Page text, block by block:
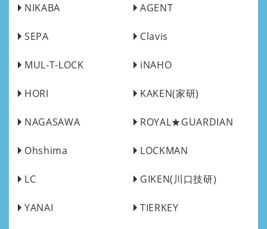
NIKABA AGENT
SEPA Clavis
MUL-T-LOCK iNAHO
HORI KAKEN(家研)
NAGASAWA ROYAL★GUARDIAN
Ohshima LOCKMAN
LC GIKEN(川口技研)
YANAI TIERKEY